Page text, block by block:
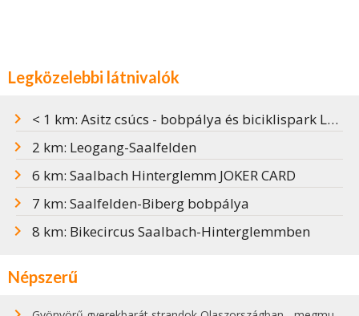
Legközelebbi látnivalók
< 1 km: Asitz csúcs - bobpálya és biciklispark Leogangban
2 km: Leogang-Saalfelden
6 km: Saalbach Hinterglemm JOKER CARD
7 km: Saalfelden-Biberg bobpálya
8 km: Bikecircus Saalbach-Hinterglemmben
Népszerű